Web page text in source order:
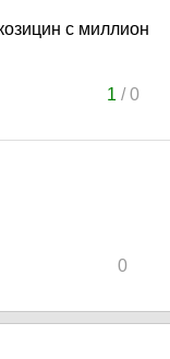
с миллион
1 /0
0